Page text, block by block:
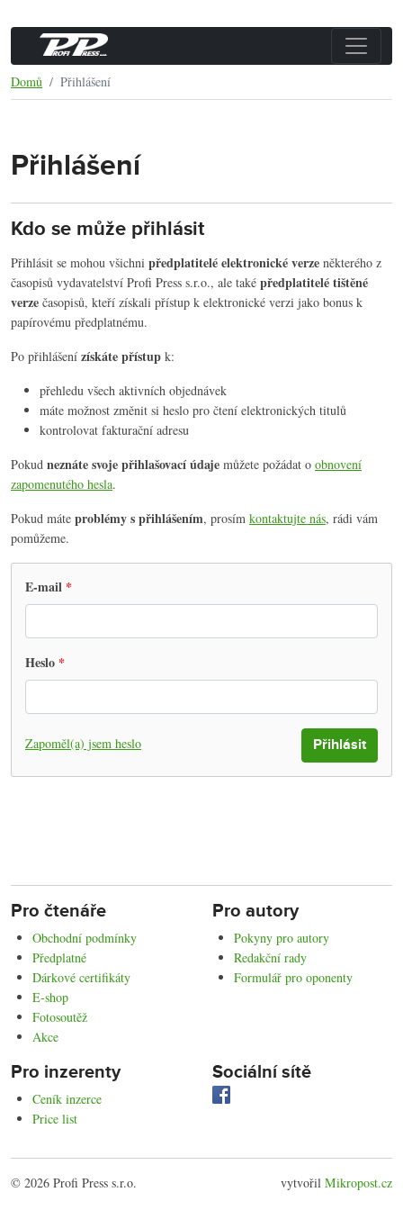
Domů Přihlášení
Přihlášení
Kdo se může přihlásit
Přihlásit se mohou všichni předplatitelé elektronické verze některého z
časopisů vydavatelství Profi Press s.r.o., ale také předplatitelé tištěné
verze časopisů, kteří získali přístup k elektronické verzi jako bonus k
papírovému předplatnému.
Po přihlášení získáte přístup k:
přehledu všech aktivních objednávek
máte možnost změnit si heslo pro čtení elektronických titulů
kontrolovat fakturační adresu
Pokud neznáte svoje přihlašovací údaje můžete požádat o obnovení
zapomenutého hesla.
Pokud máte problémy s přihlášením, prosím kontaktujte nás, rádi vám
pomůžeme.
E-mail
Heslo
Zapoměl(a) jsem heslo
Pro čtenáře
Obchodní podmínky
Předplatné
Dárkové certifikáty
E-shop
Fotosoutěž
Akce
Pro autory
Pokyny pro autory
Redakční rady
Formulář pro oponenty
Pro inzerenty
Ceník inzerce
Price list
Sociální sítě
© 2026 Profi Press s.r.o. vytvořil Mikropost.cz